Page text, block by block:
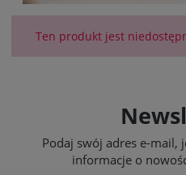
Ten produkt jest
Podaj swój adres e-mail,
informacje o